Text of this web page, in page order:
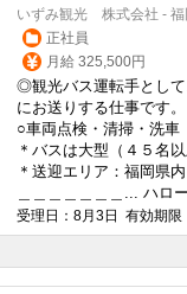
いずみ観光 株式会社 - 福
正社員
月給 325,500円
◎観光バス運転手とし
にお送りする仕事です。
○車両点検・清掃・洗車
＊バスは大型（４５名
＊送迎エリア：福岡県
＿＿＿＿＿＿＿... ハロ
受理日：8月3日 有効期限